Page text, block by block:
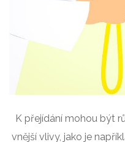
K přejídání mohou být
vnější vlivy, jako je